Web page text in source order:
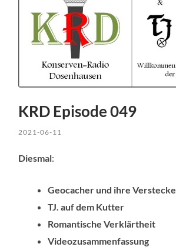
KRD Episode 049
2021-06-11
Diesmal:
Geocacher und ihre Verstecke
TJ. auf dem Kutter
Romantische Verklärtheit
Videozusammenfassung